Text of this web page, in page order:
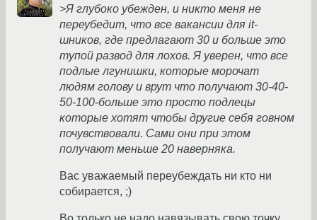
>Я глубоко убежден, и никто меня не
переубедит, что все вакансии для it-
шников, где предлагают 30 и больше это
тупой развод для лохов. Я уверен, что все
подлые лгунишки, которые морочат
людям голову и врут что получают 30-40-
50-100-больше это просто подлецы
которые хотят чтобы другие себя говном
почувствовали. Сами они при этом
получают меньше 20 наверняка.
Вас уважаемый переубеждать ни кто ни
собирается, ;)